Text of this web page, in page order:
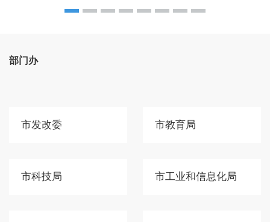
部门办
市发改委 市教育局
市科技局 市工业和信息化局